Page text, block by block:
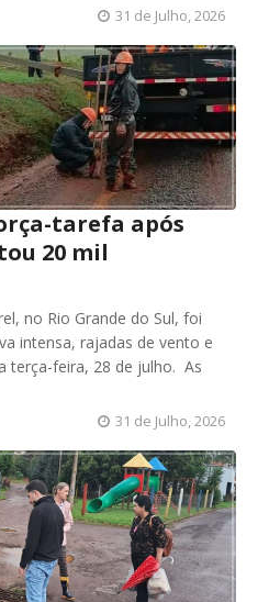
31 de Julho, 2026
tarefa após
20 mil
no Rio Grande do Sul, foi
intensa, rajadas de vento e
terça-feira, 28 de julho. As
31 de Julho, 2026